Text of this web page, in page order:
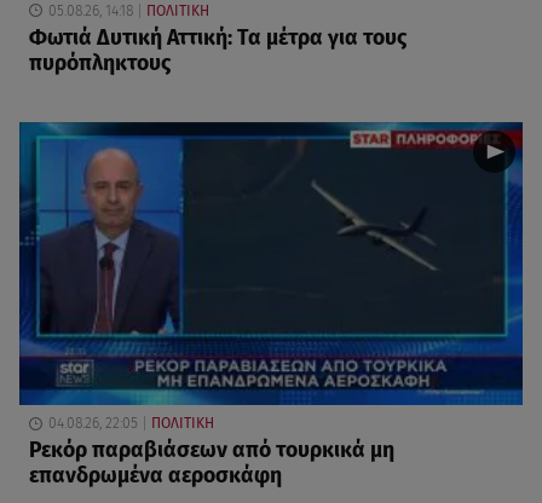
05.08.26, 14:18 ΠΟΛΙΤΙΚΗ
Φωτιά Δυτική Αττική: Τα μέτρα για τους
πυρόπληκτους
04.08.26, 22:05 ΠΟΛΙΤΙΚΗ
Ρεκόρ παραβιάσεων από τουρκικά μη
επανδρωμένα αεροσκάφη